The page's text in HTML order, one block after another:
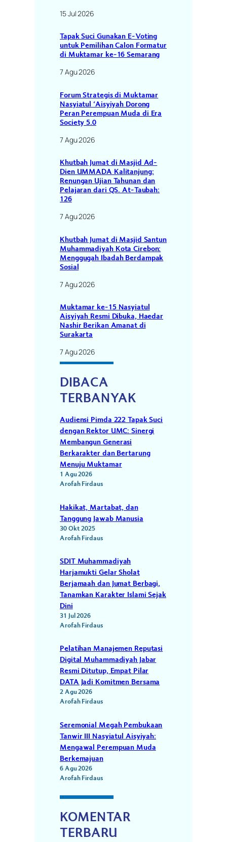
15 Jul 2026
Tapak Suci Gunakan E-Voting
untuk Pemilihan Calon Formatur
di Muktamar ke-16 Semarang
7 Agu 2026
Forum Strategis di Muktamar
Nasyiatul ‘Aisyiyah Dorong
Peran Perempuan Muda di Era
Society 5.0
7 Agu 2026
Khutbah Jumat di Masjid Ad-
Dien UMMADA Kalitanjung:
Renungan Ujian Tahunan dan
Pelajaran dari QS. At-Taubah:
126
7 Agu 2026
Khutbah Jumat di Masjid Santun
Muhammadiyah Kota Cirebon:
Menggugah Ibadah Berdampak
Sosial
7 Agu 2026
Muktamar ke-15 Nasyiatul
Aisyiyah Resmi Dibuka, Haedar
Nashir Berikan Amanat di
Surakarta
7 Agu 2026
DIBACA
TERBANYAK
Audiensi Pimda 222 Tapak Suci
dengan Rektor UMC: Sinergi
Membangun Generasi
Berkarakter dan Bertarung
Menuju Muktamar
1 Agu 2026
Arofah Firdaus
Hakikat, Martabat, dan
Tanggung Jawab Manusia
30 Okt 2025
Arofah Firdaus
SDIT Muhammadiyah
Harjamukti Gelar Sholat
Berjamaah dan Jumat Berbagi,
Tanamkan Karakter Islami Sejak
Dini
31 Jul 2026
Arofah Firdaus
Pelatihan Manajemen Reputasi
Digital Muhammadiyah Jabar
Resmi Ditutup, Empat Pilar
DATA Jadi Komitmen Bersama
2 Agu 2026
Arofah Firdaus
Seremonial Megah Pembukaan
Tanwir III Nasyiatul Aisyiyah:
Mengawal Perempuan Muda
Berkemajuan
6 Agu 2026
Arofah Firdaus
KOMENTAR
TERBARU